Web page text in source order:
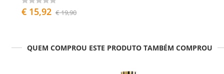
€ 15,92 € 19,90
QUEM COMPROU ESTE PRODUTO TAMBÉM COMPROU